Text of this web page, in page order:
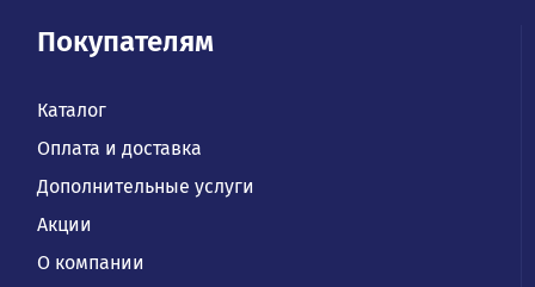
Покупателям
Каталог
Оплата и доставка
Дополнительные услуги
Акции
О компании